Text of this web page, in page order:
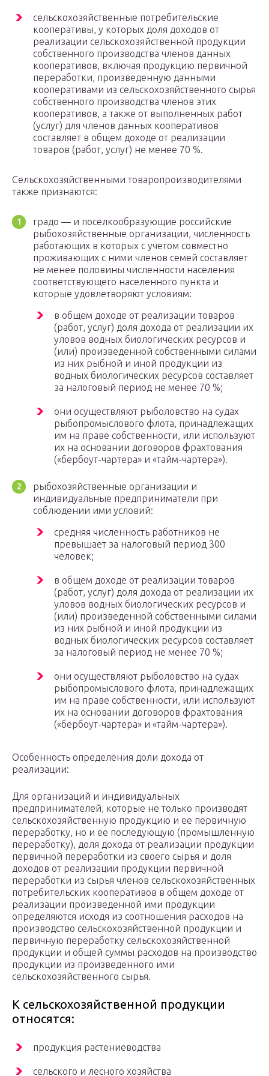
сельскохозяйственные потребительские
кооперативы, у которых доля доходов от
реализации сельскохозяйственной продукции
собственного производства членов данных
кооперативов, включая продукцию первичной
переработки, произведенную данными
кооперативами из сельскохозяйственного сырья
собственного производства членов этих
кооперативов, а также от выполненных работ
(услуг) для членов данных кооперативов
составляет в общем доходе от реализации
товаров (работ, услуг) не менее 70 %.
Сельскохозяйственными товаропроизводителями
также признаются:
градо — и поселкообразующие российские
рыбохозяйственные организации, численность
работающих в которых с учетом совместно
проживающих с ними членов семей составляет
не менее половины численности населения
соответствующего населенного пункта и
которые удовлетворяют условиям:
в общем доходе от реализации товаров
(работ, услуг) доля дохода от реализации их
уловов водных биологических ресурсов и
(или) произведенной собственными силами
из них рыбной и иной продукции из
водных биологических ресурсов составляет
за налоговый период не менее 70 %;
они осуществляют рыболовство на судах
рыбопромыслового флота, принадлежащих
им на праве собственности, или используют
их на основании договоров фрахтования
(«бербоут-чартера» и «тайм-чартера»).
рыбохозяйственные организации и
индивидуальные предприниматели при
соблюдении ими условий:
средняя численность работников не
превышает за налоговый период 300
человек;
в общем доходе от реализации товаров
(работ, услуг) доля дохода от реализации их
уловов водных биологических ресурсов и
(или) произведенной собственными силами
из них рыбной и иной продукции из
водных биологических ресурсов составляет
за налоговый период не менее 70 %;
они осуществляют рыболовство на судах
рыбопромыслового флота, принадлежащих
им на праве собственности, или используют
их на основании договоров фрахтования
(«бербоут-чартера» и «тайм-чартера»).
Особенность определения доли дохода от
реализации:
Для организаций и индивидуальных
предпринимателей, которые не только производят
сельскохозяйственную продукцию и ее первичную
переработку, но и ее последующую (промышленную
переработку), доля дохода от реализации продукции
первичной переработки из своего сырья и доля
доходов от реализации продукции первичной
переработки из сырья членов сельскохозяйственных
потребительских кооперативов в общем доходе от
реализации произведенной ими продукции
определяются исходя из соотношения расходов на
производство сельскохозяйственной продукции и
первичную переработку сельскохозяйственной
продукции и общей суммы расходов на производство
продукции из произведенного ими
сельскохозяйственного сырья.
К сельскохозяйственной продукции
относятся:
продукция растениеводства
сельского и лесного хозяйства